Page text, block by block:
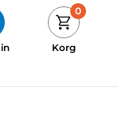
0
Korg